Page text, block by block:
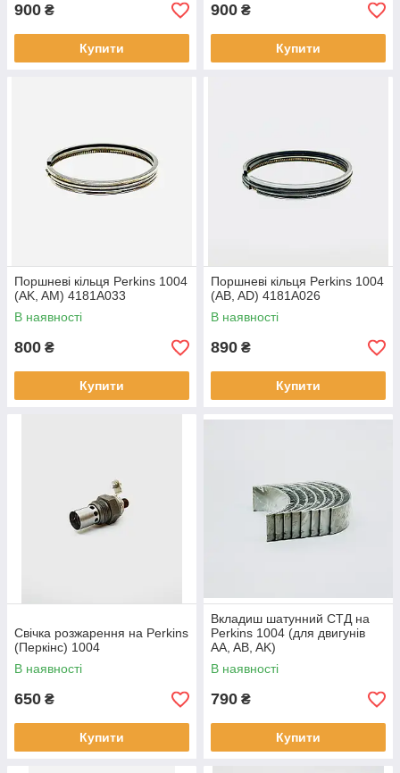
900 ₴
Купити
900 ₴
Купити
Поршневі кільця Perkins 1004
(AK, AM) 4181A033
В наявності
800 ₴
Купити
Поршневі кільця Perkins 1004
(AB, AD) 4181A026
В наявності
890 ₴
Купити
Свічка розжарення на Perkins
(Перкінс) 1004
В наявності
650 ₴
Купити
Вкладиш шатунний СТД на
Perkins 1004 (для двигунів
AA, AB, AK)
В наявності
790 ₴
Купити